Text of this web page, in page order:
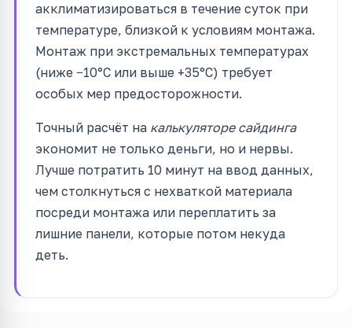
акклиматизироваться в течение суток при
температуре, близкой к условиям монтажа.
Монтаж при экстремальных температурах
(ниже −10°C или выше +35°C) требует
особых мер предосторожности.
Точный расчёт на калькуляторе сайдинга
экономит не только деньги, но и нервы.
Лучше потратить 10 минут на ввод данных,
чем столкнуться с нехваткой материала
посреди монтажа или переплатить за
лишние панели, которые потом некуда
деть.